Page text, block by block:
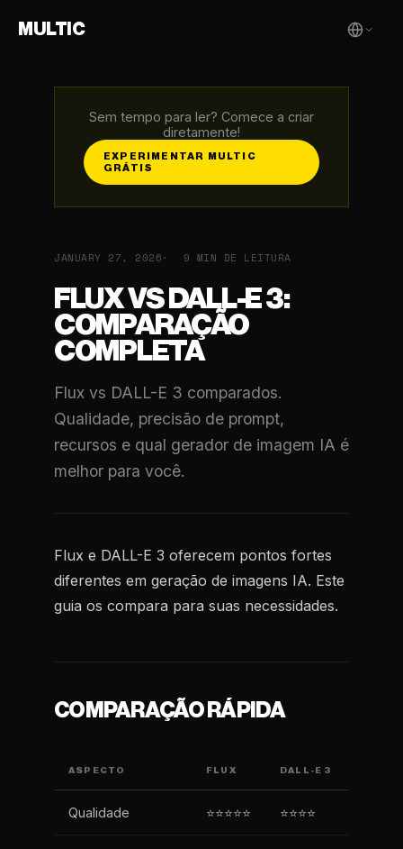
MULTIC
Sem tempo para ler? Comece a criar
diretamente!
EXPERIMENTAR MULTIC
GRÁTIS
JANUARY 27, 2026 9 MIN DE LEITURA
FLUX VS DALL-E 3:
COMPARAÇÃO
COMPLETA
Flux vs DALL-E 3 comparados.
Qualidade, precisão de prompt,
recursos e qual gerador de imagem IA é
melhor para você.
Flux e DALL-E 3 oferecem pontos fortes
diferentes em geração de imagens IA. Este
guia os compara para suas necessidades.
COMPARAÇÃO RÁPIDA
ASPECTO FLUX DALL-E 3
Qualidade ⭐⭐⭐⭐⭐ ⭐⭐⭐⭐